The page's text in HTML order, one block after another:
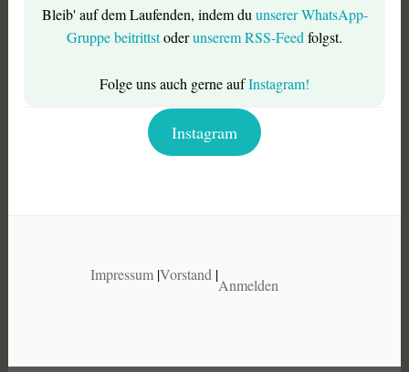
Bleib' auf dem Laufenden, indem duunserer WhatsApp-
Gruppe beitrittstoderunserem RSS-Feedfolgst.
Folge uns auch gerne aufInstagram!
Instagram
Impressum|Vorstand |
Anmelden